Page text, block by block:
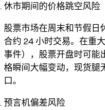
休市期间的价格跳空风险
股票市场在周末和节假日
合约 24 小时交易。在重
事件），股票开盘时可能
格瞬间大幅变动，现货腿
口。
预言机偏差风险